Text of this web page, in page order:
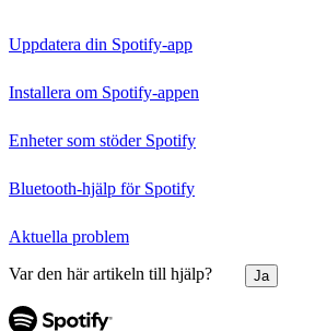
Uppdatera din Spotify-app
Installera om Spotify-appen
Enheter som stöder Spotify
Bluetooth-hjälp för Spotify
Aktuella problem
Var den här artikeln till hjälp? Ja